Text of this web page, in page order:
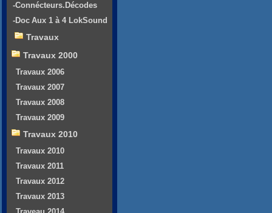
-Connécteurs.Décodes
-Doc Aux 1 à 4 LokSound
Travaux
Travaux 2000
Travaux 2006
Travaux 2007
Travaux 2008
Travaux 2009
Travaux 2010
Travaux 2010
Travaux 2011
Travaux 2012
Travaux 2013